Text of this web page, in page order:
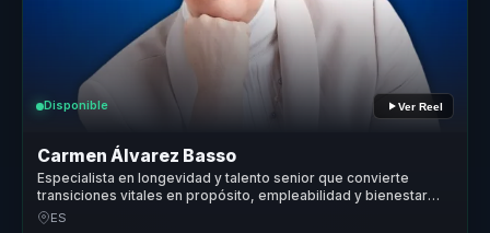
Disponible Ver Reel
Carmen Álvarez Basso
Especialista en longevidad y talento senior que convierte
transiciones vitales en propósito, empleabilidad y bienestar
para profesionales y organizaciones.
ES